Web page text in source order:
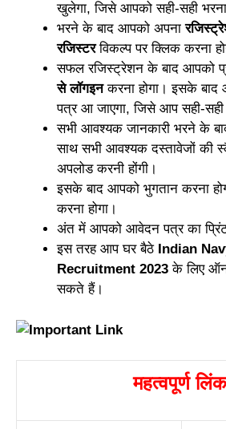
खुलेगा, जिसे आपको सही-सही भरना
भरने के बाद आपको अपना
रजिस्टरविकल्प पर क्लिक करना
सफल रजिस्ट्रेशन के बाद आपको
से लॉगइनकरना होगा। इसके
पत्र आ जाएगा, जिसे आप सही-सही
सभी आवश्यक जानकारी भरने के
साथ सभी आवश्यक दस्तावेजों की
अपलोड करनी होंगी।
इसके बाद आपको भुगतान करना
करना होगा।
अंत में आपको आवेदन पत्र का
इस तरह आप घर बैठे Indian
Recruitment 2023 के लिए
सकते हैं।
महत्वपूर्ण लिंक